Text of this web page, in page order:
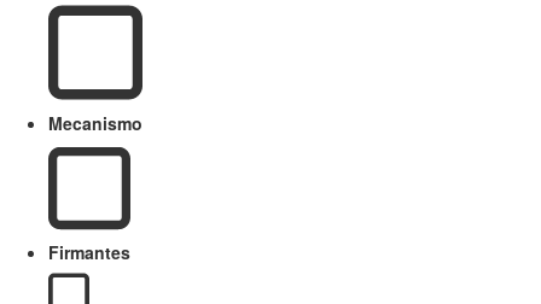
Mecanismo
Firmantes